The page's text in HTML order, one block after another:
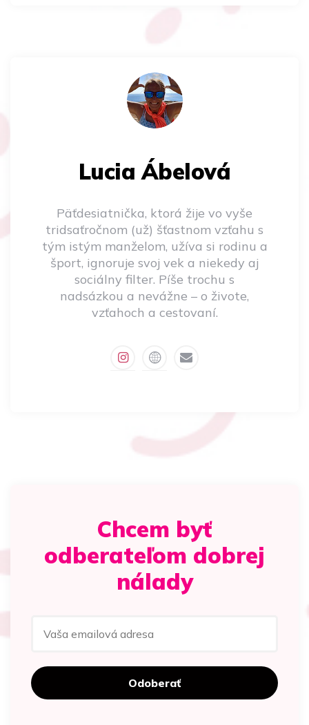
Lucia Ábelová
Päťdesiatnička, ktorá žije vo vyše
tridsaťročnom (už) šťastnom vzťahu s
tým istým manželom, užíva si rodinu a
šport, ignoruje svoj vek a niekedy aj
sociálny filter. Píše trochu s
nadsázkou a nevážne – o živote,
vzťahoch a cestovaní.
Chcem byť
odberateľom dobrej
nálady